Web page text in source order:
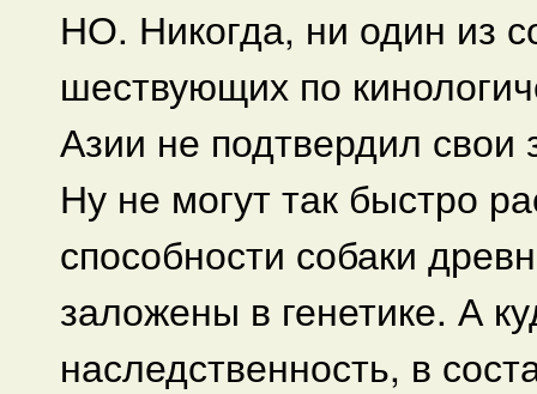
НО. Никогда, ни один из
шествующих по
Азии не подтвердил
Ну не могут так быстро
способности собаки
заложены в генетике. А
наследственность, в